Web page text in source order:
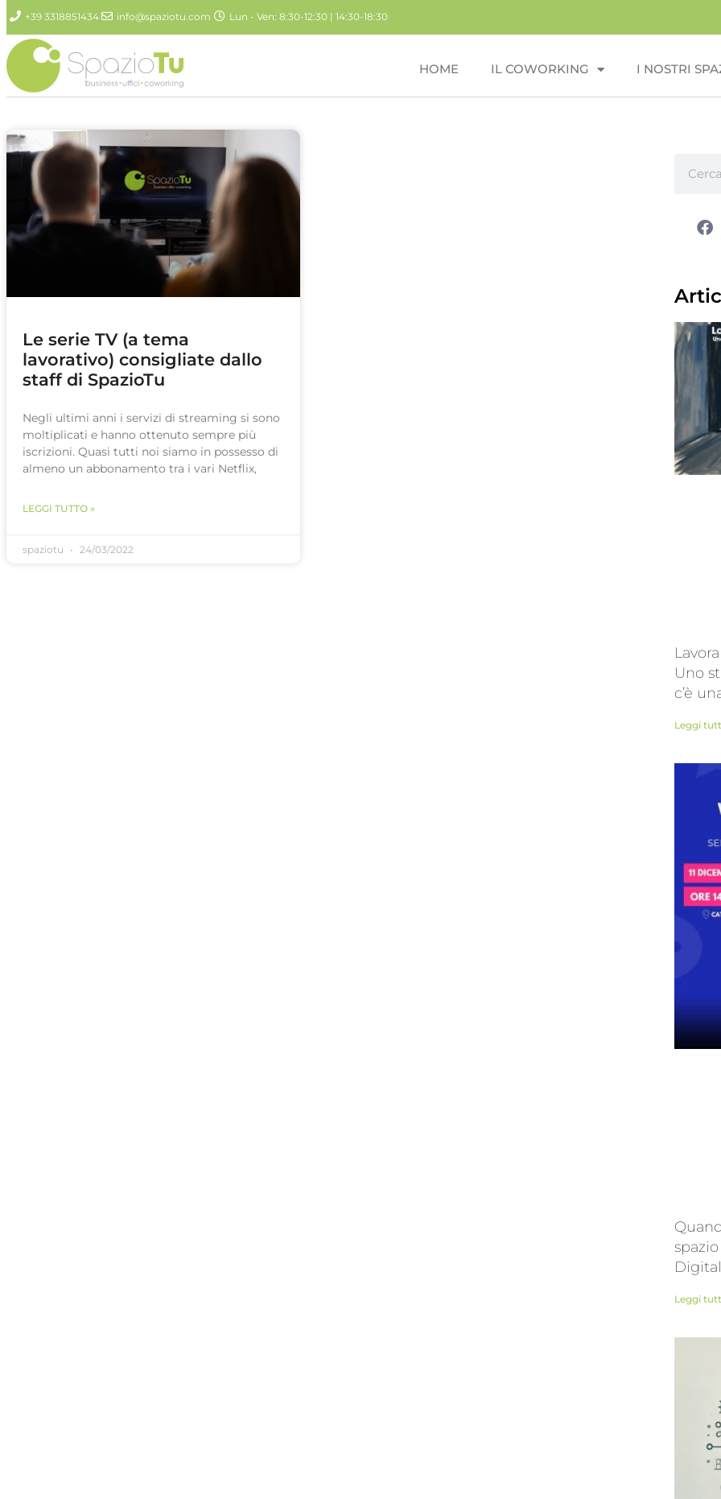
+39 3318851434 info@spaziotu.com Lun - Ven: 8:30-12:30 | 14:30-18:30
HOME IL COWORKING I NOSTRI
Le serie TV (a tema
lavorativo) consigliate dallo
staff di SpazioTu
Negli ultimi anni i servizi di streaming si sono
moltiplicati e hanno ottenuto sempre più
iscrizioni. Quasi tutti noi siamo in possesso di
almeno un abbonamento tra i vari Netflix,
LEGGI TUTTO »
spaziotu 24/03/2022
Uno
c’è
Leggi
Leggi